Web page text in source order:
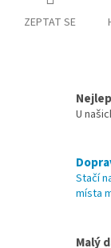
ZEPTAT SE
U
Stačí
místa
Malý